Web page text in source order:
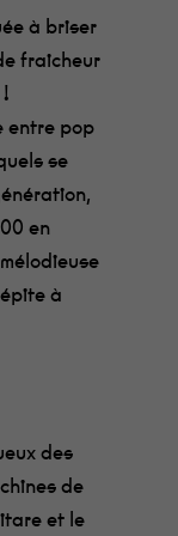
à briser
fraicheur
entre pop
se
en
à
des
de
et le